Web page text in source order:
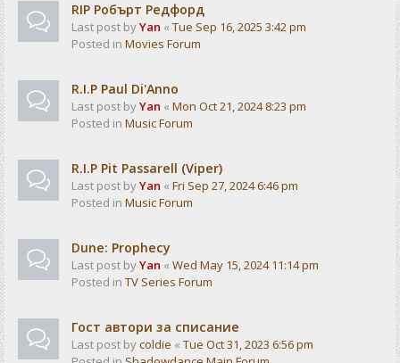
RIP Робърт Редфорд
Last post byYan « Tue Sep 16, 2025 3:42 pm
Posted in Movies Forum
R.I.P Paul Di'Anno
Last post byYan « Mon Oct 21, 2024 8:23 pm
Posted in Music Forum
R.I.P Pit Passarell (Viper)
Last post byYan « Fri Sep 27, 2024 6:46 pm
Posted in Music Forum
Dune: Prophecy
Last post byYan « Wed May 15, 2024 11:14 pm
Posted in TV Series Forum
Гост автори за списание
Last post bycoldie « Tue Oct 31, 2023 6:56 pm